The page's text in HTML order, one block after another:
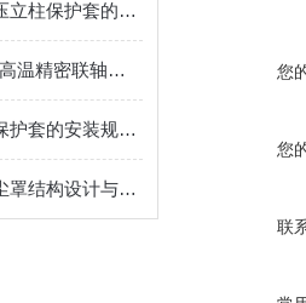
如何延长防尘液压立柱保护套的使用寿命？
2026年大扭矩/耐高温精密联轴器定制找哪家？能实现精准定制的优质厂家盘点
煤矿用液压立柱保护套的安装规范与使用寿命提升方案
液压支架立柱防尘罩结构设计与密封防护原理
您
您
联